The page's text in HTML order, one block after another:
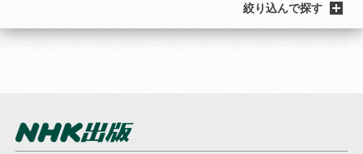
絞り込んで探す